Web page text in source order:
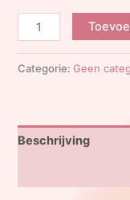
DōTERRA
CALMER
Categorie: Geen
Beschrijving